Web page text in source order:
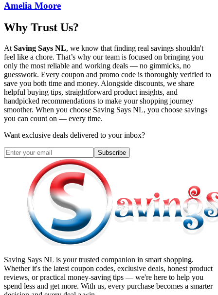
Amelia Moore
Why Trust Us?
At Saving Says NL, we know that finding real savings shouldn't
feel like a chore. That’s why our team is focused on bringing you
only the most reliable and working deals — no gimmicks, no
guesswork. Every coupon and promo code is thoroughly verified to
save you both time and money. Alongside discounts, we share
helpful buying tips, straightforward product insights, and
handpicked recommendations to make your shopping journey
smoother. When you choose Saving Says NL, you choose savings
you can count on — every time.
Want exclusive deals delivered to your inbox?
Subscribe
Saving Says NL is your trusted companion in smart shopping.
Whether it's the latest coupon codes, exclusive deals, honest product
reviews, or practical money-saving tips — we're here to help you
spend less and get more. With us, every purchase becomes a smarter